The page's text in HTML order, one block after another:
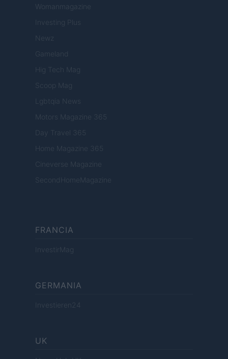
Womanmagazine
Investing Plus
Newz
Gameland
Hig Tech Mag
Scoop Mag
Lgbtqia News
Motors Magazine 365
Day Travel 365
Home Magazine 365
Cineverse Magazine
SecondHomeMagazine
FRANCIA
InvestirMag
GERMANIA
Investieren24
UK